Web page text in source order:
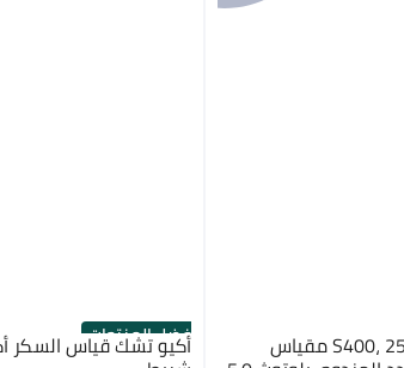
شاومي ميزان تكوين الجسم S400، 25 مقياس أفضل المنتجات